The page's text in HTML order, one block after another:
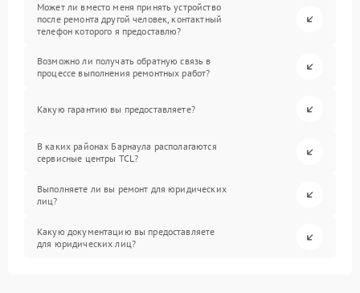
Может ли вместо меня принять устройство
после ремонта другой человек, контактный
телефон которого я предоставлю?
Возможно ли получать обратную связь в
процессе выполнения ремонтных работ?
Какую гарантию вы предоставляете?
В каких районах Барнаула располагаются
сервисные центры TCL?
Выполняете ли вы ремонт для юридических
лиц?
Какую документацию вы предоставляете
для юридических лиц?